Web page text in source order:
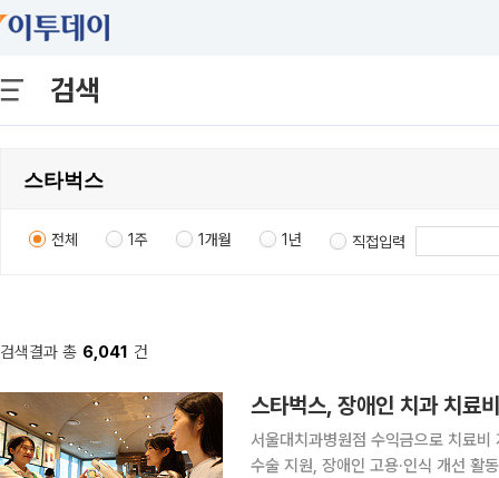
검색
전체 1주 1개월 1년 직접입력
검색결과 총 6,041 건
스타벅스, 장애인 치과 치
서울대치과병원점 수익금으로 치료
수술 지원, 장애인 고용·인식 개선 활동도 지속 스타벅스 코리아가 취약계층 장